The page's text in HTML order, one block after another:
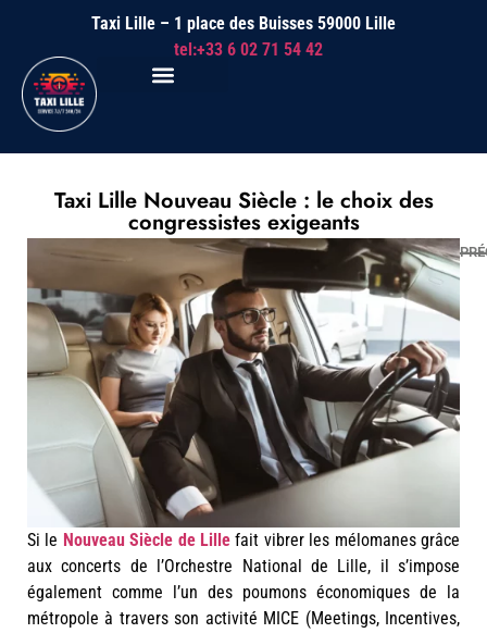
Taxi Lille – 1 place des Buisses 59000 Lille
tel:+33 6 02 71 54 42
Taxi Lille Nouveau Siècle : le choix des
congressistes exigeants
Si le Nouveau Siècle de Lille fait vibrer les mélomanes grâce
aux concerts de l’Orchestre National de Lille, il s’impose
également comme l’un des poumons économiques de la
métropole à travers son activité MICE (Meetings, Incentives,